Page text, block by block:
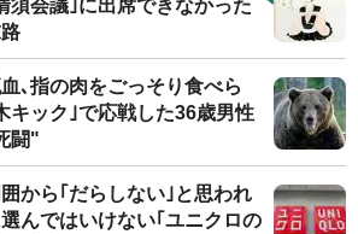
須会議｣に出席できなかった
､指の肉をごっそり食べら
ック｣で応戦した36歳男性
闘"
から｢だらしない｣と思われ
んではいけない｢ユニクロの